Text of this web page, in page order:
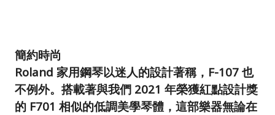
簡約時尚
Roland 家用鋼琴以迷人的設計著稱，F-107 也
不例外。搭載著與我們 2021 年榮獲紅點設計獎
的 F701 相似的低調美學琴體，這部樂器無論在